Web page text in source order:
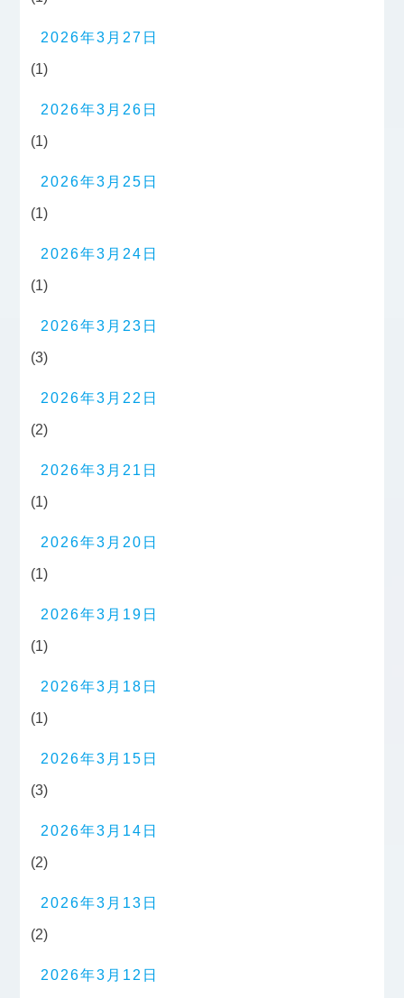
2026年3月27日
(1)
2026年3月26日
(1)
2026年3月25日
(1)
2026年3月24日
(1)
2026年3月23日
(3)
2026年3月22日
(2)
2026年3月21日
(1)
2026年3月20日
(1)
2026年3月19日
(1)
2026年3月18日
(1)
2026年3月15日
(3)
2026年3月14日
(2)
2026年3月13日
(2)
2026年3月12日